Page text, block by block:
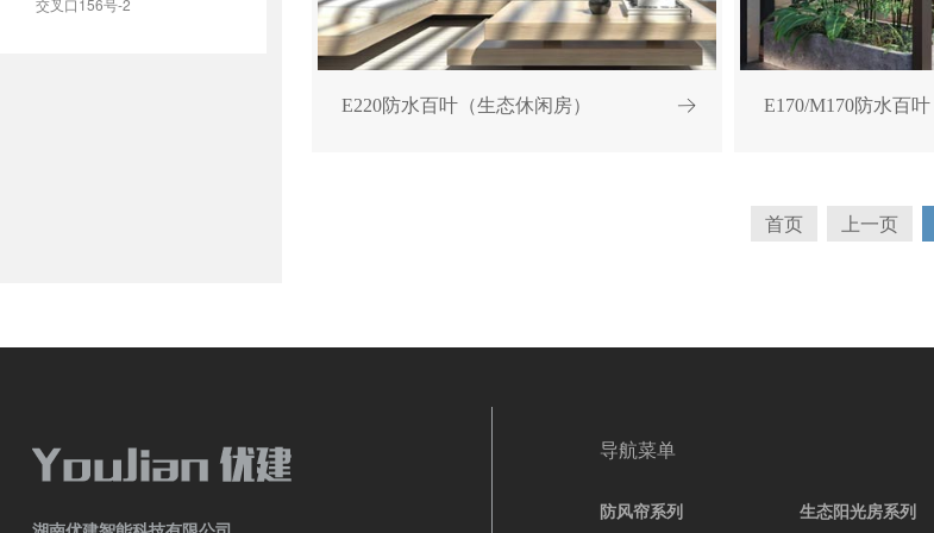
交叉口156号-2
E220防水百叶（生态休闲房） E170/M170防水百
首页 上一页
导航菜单
防风帘系列
生态阳光房系列